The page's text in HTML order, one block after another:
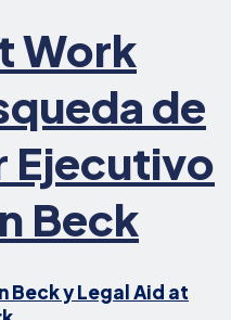
Work
de
Ejecutivo
Beck